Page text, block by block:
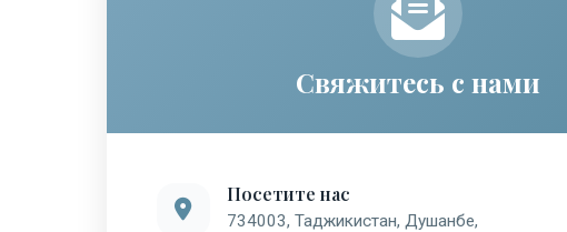
Свяжитесь с нами
Посетите нас
734003, Таджикистан, Душанбе,